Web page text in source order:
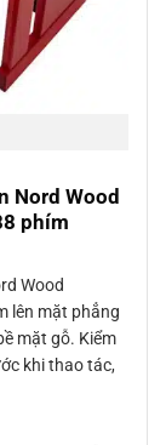
Nord Wood
phím
Wood
lên mặt phẳng
mặt gỗ. Kiểm
khi thao tác,